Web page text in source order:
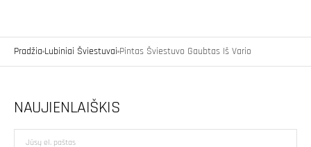
Pradžia Lubiniai Šviestuvai Pintas Šviestuvo Gaubtas Iš Vario
NAUJIENLAIŠKIS
Jūsų